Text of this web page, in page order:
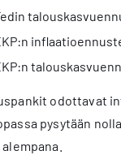
odottavat
pysytään